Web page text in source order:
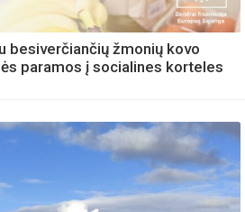
besiverčiančių žmonių kovo
paramos į socialines korteles